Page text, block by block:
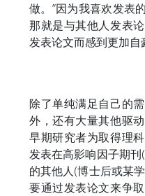
做。”因为我喜欢发表
那就是与其他人发表
发表论文而感到更加自
除了单纯满足自己的
外，还有大量其他驱
早期研究者为取得理
发表在高影响因子期
的其他人(博士后或某
要通过发表论文来争